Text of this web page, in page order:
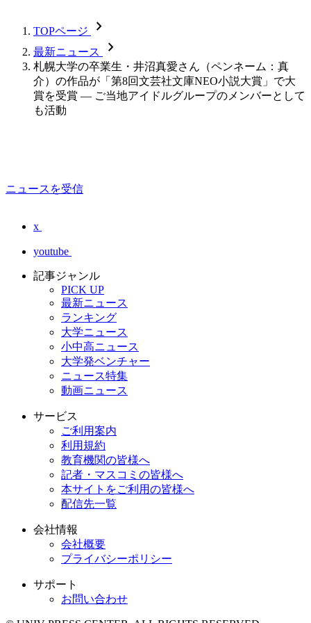
TOPページ chevron_forward
最新ニュース chevron_forward
札幌大学の卒業生・井沼真愛さん（ペンネーム：真
介）の作品が「第8回文芸社文庫NEO小説大賞」で大
賞を受賞 ― ご当地アイドルグループのメンバーとして
も活動
ニュースを受信
x
youtube
記事ジャンル
PICK UP
最新ニュース
ランキング
大学ニュース
小中高ニュース
大学発ベンチャー
ニュース特集
動画ニュース
サービス
ご利用案内
利用規約
教育機関の皆様へ
記者・マスコミの皆様へ
本サイトをご利用の皆様へ
配信先一覧
会社情報
会社概要
プライバシーポリシー
サポート
お問い合わせ